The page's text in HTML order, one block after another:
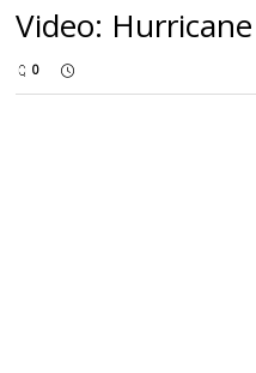
Video:
0